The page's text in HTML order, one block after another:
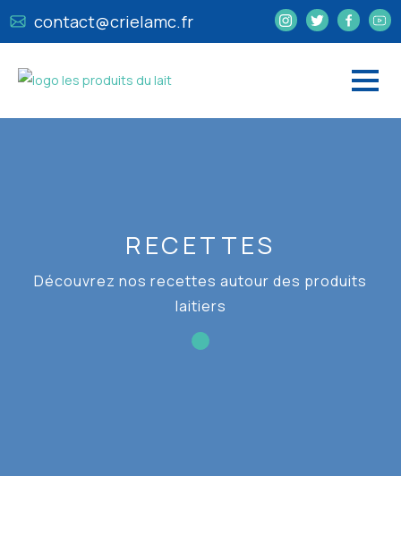
contact@crielamc.fr
RECETTES
Découvrez nos recettes autour des produits
laitiers